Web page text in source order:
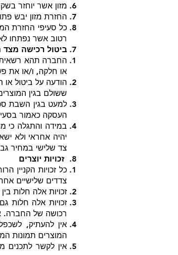
מזון אשר יוחזר
החזרת מזון יבש פתוח תהיה
כל סעיפי החזרת
רטוב אשר נפתחו
ביטול רכישה
החברה תהא רשאית,
או חלקה, ו/או את
הודעה על ביטול
ששולם בגין
למעט בגין השבת
העסקה כאמור
במידה והתגלה כי
יהיה אחראי ולא
צד שלישי במחיר
זכויות יוצרים
כל זכויות הקניין
צדדים שלישיים
זכויות אלה חלות
רכושה של החברה.
אין להעתיק,
המוצרים תמונות
אין לקשר לתכנים